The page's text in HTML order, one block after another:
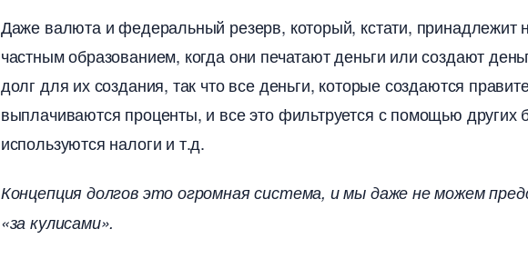
Даже валюта и федеральный резерв, который, кстати, принадлежит
частным образованием, когда они печатают деньги или создают
долг для их создания, так что все деньги, которые создаются
ыплачиваются проценты, и все это фильтруется с помощью других
используются налоги и т.д.
Концепция долгов это огромная система, и мы даже не можем
«за кулисами».